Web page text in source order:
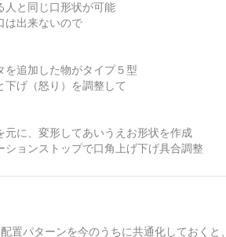
人と同じ口形状が可能
は出来ないので
を追加した物がタイプ５型
下げ（怒り）を調整して
に、変形してあいうえお形状を作成
ョンストップで口角上げ下げ具合調整
置パターンを今のうちに共通化しておくと、